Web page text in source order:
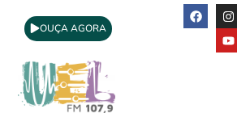
OUÇA AGORA